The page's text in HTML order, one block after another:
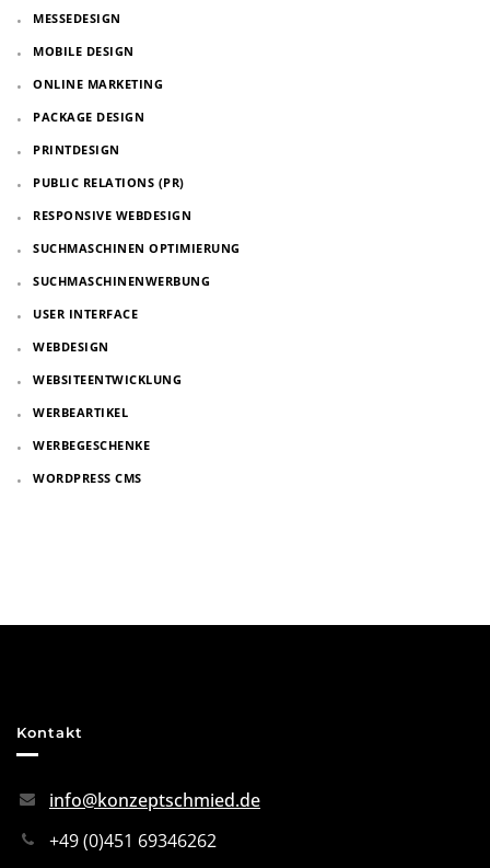
MESSEDESIGN
MOBILE DESIGN
ONLINE MARKETING
PACKAGE DESIGN
PRINTDESIGN
PUBLIC RELATIONS (PR)
RESPONSIVE WEBDESIGN
SUCHMASCHINEN OPTIMIERUNG
SUCHMASCHINENWERBUNG
USER INTERFACE
WEBDESIGN
WEBSITEENTWICKLUNG
WERBEARTIKEL
WERBEGESCHENKE
WORDPRESS CMS
Kontakt
info@konzeptschmied.de
+49 (0)451 69346262